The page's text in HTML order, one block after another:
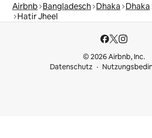
Airbnb Bangladesch Dhaka Dhaka
Hatir Jheel
© 2026 Airbnb, Inc.
Datenschutz